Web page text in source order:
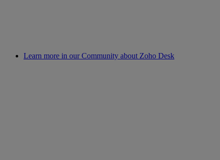
Learn more in our Community about Zoho Desk